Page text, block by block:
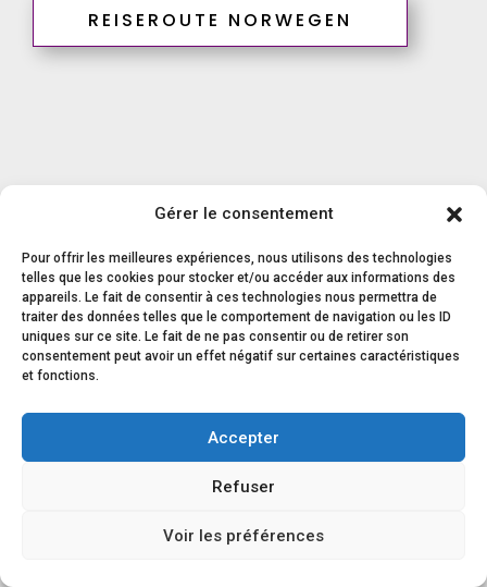
Gérer le consentement
Pour offrir les meilleures expériences, nous utilisons des technologies
telles que les cookies pour stocker et/ou accéder aux informations des
appareils. Le fait de consentir à ces technologies nous permettra de
traiter des données telles que le comportement de navigation ou les ID
uniques sur ce site. Le fait de ne pas consentir ou de retirer son
consentement peut avoir un effet négatif sur certaines caractéristiques
et fonctions.
Accepter
Refuser
Voir les préférences
REISEROUTE NORWEGEN
MALEDIVEN
Die Malediven sind gleichbedeutend mit dem Paradies
auf Erden. Segeln Sie von Atoll zu Atoll, erkunden Sie
die lebensfrohe Unterwasserwelt und genießen Sie den
unvergleichlichen Luxus und die Gelassenheit dieser